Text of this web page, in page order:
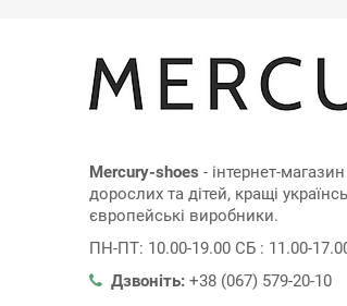
Mercury-shoes - інтернет-
дорослих та дітей, кращі
європейські виробники.
ПН-ПТ: 10.00-19.00 СБ : 11.00-
Дзвоніть: +38 (067) 579-20-10